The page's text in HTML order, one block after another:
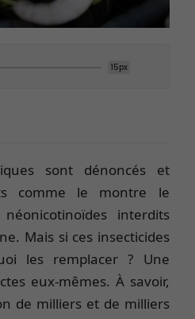
15px
sont dénoncés et
comme le montre le
interdits
Mais si ces insecticides
les remplacer ? Une
eux-mêmes. À savoir,
de milliers et de milliers